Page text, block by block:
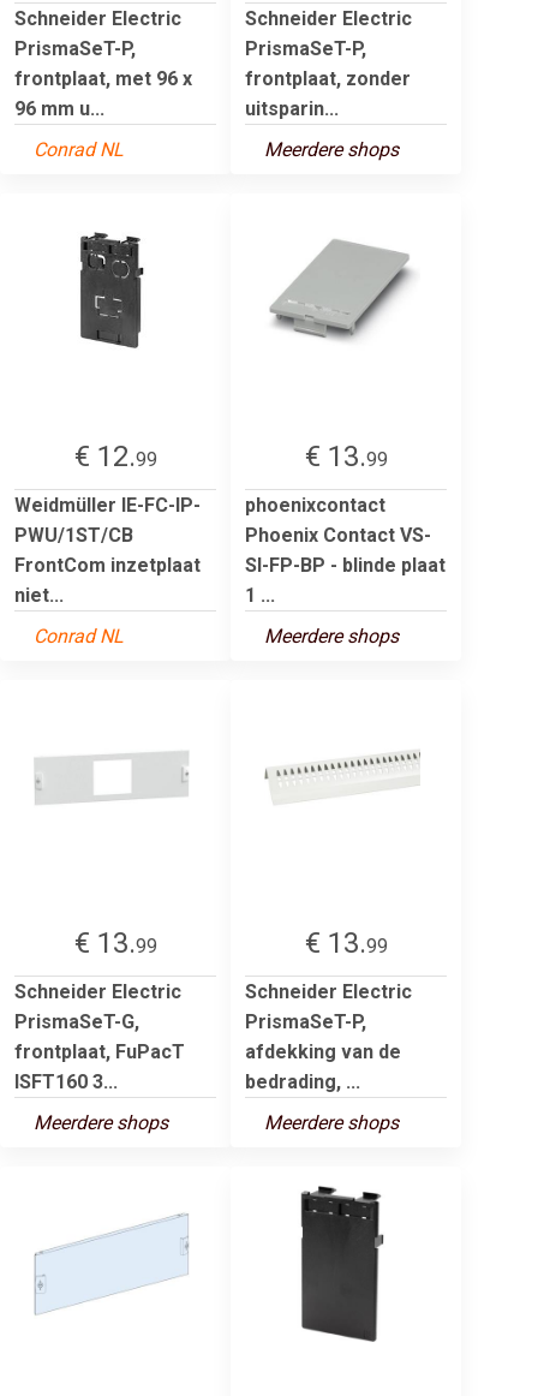
Schneider Electric
PrismaSeT-P,
frontplaat, met 96 x
96 mm u...
Conrad NL
Schneider Electric
PrismaSeT-P,
frontplaat, zonder
uitsparin...
Meerdere shops
€ 12.99
Weidmüller IE-FC-IP-
PWU/1ST/CB
FrontCom inzetplaat
niet...
Conrad NL
€ 13.99
phoenixcontact
Phoenix Contact VS-
SI-FP-BP - blinde plaat
1 ...
Meerdere shops
€ 13.99
Schneider Electric
PrismaSeT-G,
frontplaat, FuPacT
ISFT160 3...
Meerdere shops
€ 13.99
Schneider Electric
PrismaSeT-P,
afdekking van de
bedrading, ...
Meerdere shops